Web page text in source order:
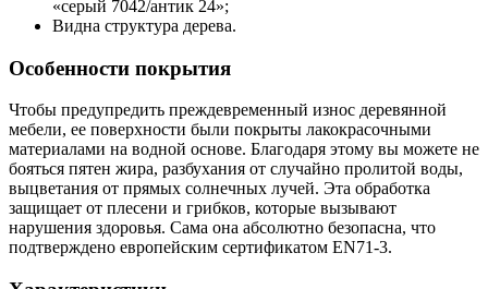
«серый 7042/антик 24»;
Видна структура дерева.
Особенности покрытия
Чтобы предупредить преждевременный износ деревянной
мебели, ее поверхности были покрыты лакокрасочными
материалами на водной основе. Благодаря этому вы можете не
бояться пятен жира, разбухания от случайно пролитой воды,
выцветания от прямых солнечных лучей. Эта обработка
защищает от плесени и грибков, которые вызывают
нарушения здоровья. Сама она абсолютно безопасна, что
подтверждено европейским сертификатом EN71-3.